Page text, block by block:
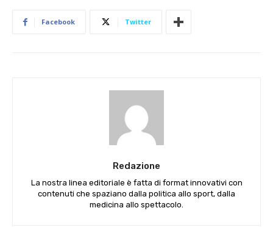
Facebook Twitter
Redazione
La nostra linea editoriale è fatta di format innovativi con
contenuti che spaziano dalla politica allo sport, dalla
medicina allo spettacolo.